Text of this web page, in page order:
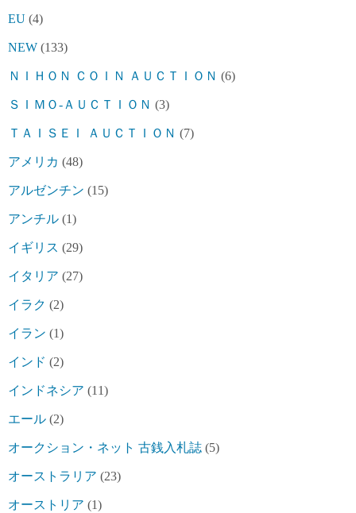
EU (4)
NEW (133)
ＮＩＨＯＮ ＣＯＩＮ ＡＵＣＴＩＯＮ (6)
ＳＩＭＯ-ＡＵＣＴＩＯＮ (3)
ＴＡＩＳＥＩ ＡＵＣＴＩＯＮ (7)
アメリカ (48)
アルゼンチン (15)
アンチル (1)
イギリス (29)
イタリア (27)
イラク (2)
イラン (1)
インド (2)
インドネシア (11)
エール (2)
オークション・ネット 古銭入札誌 (5)
オーストラリア (23)
オーストリア (1)